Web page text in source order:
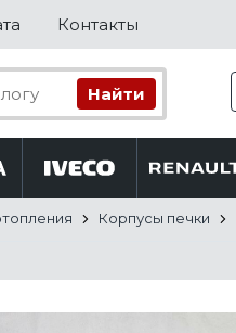
Контакты
Корпусы печки